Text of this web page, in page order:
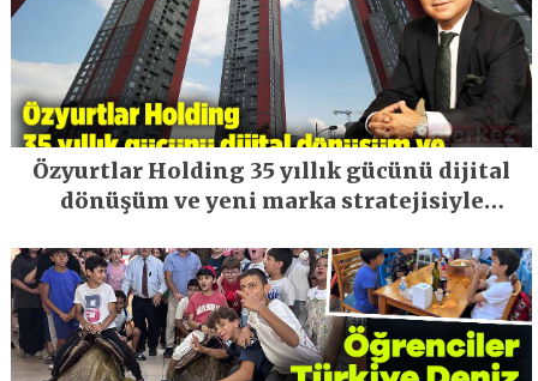
Özyurtlar Holding 35 yıllık gücünü dijital
dönüşüm ve yeni marka stratejisiyle